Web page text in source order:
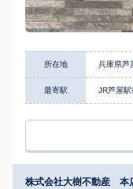
所在地 兵庫県芦
最寄駅 JR芦屋
株式会社大樹不動産 本